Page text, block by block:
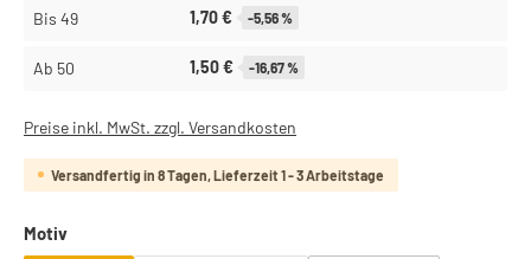
Bis 49 1,70 € -5,56 %
Ab 50 1,50 € -16,67 %
Preise inkl. MwSt. zzgl. Versandkosten
Versandfertig in 8 Tagen, Lieferzeit 1 - 3 Arbeitstage
Motivauswählen